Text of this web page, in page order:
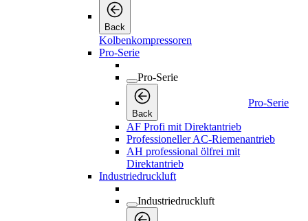
Back
Kolbenkompressoren
Pro-Serie
Pro-Serie
Back
Pro-Serie
AF Profi mit Direktantrieb
Professioneller AC-Riemenantrieb
AH professional ölfrei mit
Direktantrieb
Industriedruckluft
Industriedruckluft